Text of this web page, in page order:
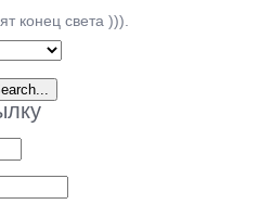
конец света ))).